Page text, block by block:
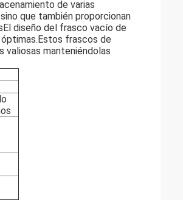
de varias
que también proporcionan
diseño del frasco vacío de
óptimas.Estos frascos de
valiosas manteniéndolas